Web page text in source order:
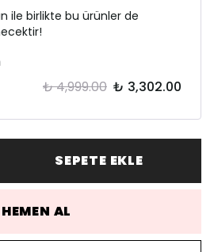
ile birlikte bu ürünler de
₺ 4,999.00 ₺ 3,302.00
SEPETE EKLE
HEMEN AL